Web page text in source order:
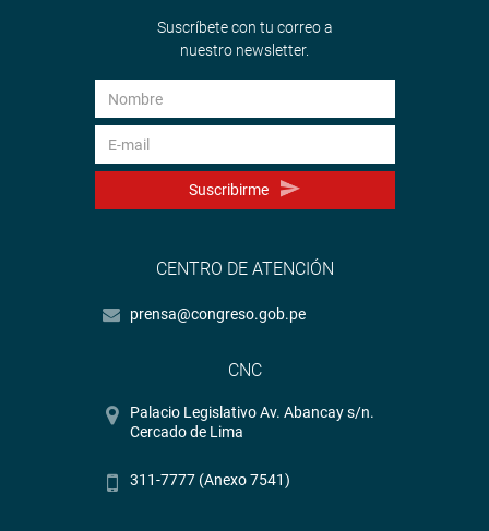
Suscríbete con tu correo a
nuestro newsletter.
Suscribirme
CENTRO DE ATENCIÓN
prensa@congreso.gob.pe
CNC
Palacio Legislativo Av. Abancay s/n.
Cercado de Lima
311-7777 (Anexo 7541)